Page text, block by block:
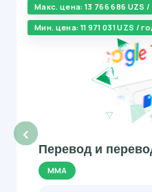
‹
Макс. цена: 13 766 686 UZS /
Мин. цена: 11 971 031 UZS /
Перевод и
ММА